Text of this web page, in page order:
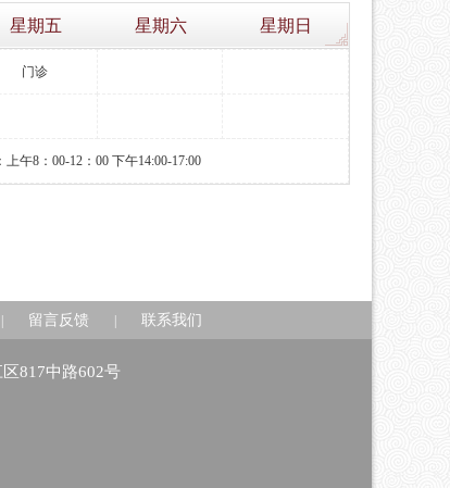
星期五 星期六 星期日
门诊
午8：00-12：00 下午14:00-17:00
留言反馈 联系我们
817中路602号